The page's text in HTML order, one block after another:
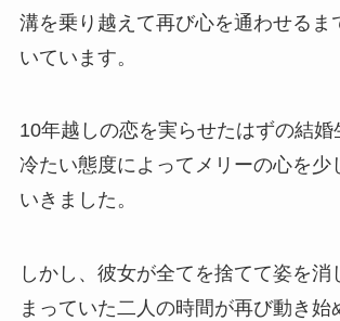
溝を乗り越えて再び心を通わせるま
いています。
10年越しの恋を実らせたはずの結婚
冷たい態度によってメリーの心を少
いきました。
しかし、彼女が全てを捨てて姿を消
まっていた二人の時間が再び動き始